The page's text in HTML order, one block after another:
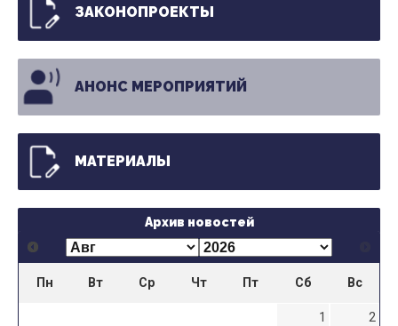
ЗАКОНОПРОЕКТЫ
АНОНС МЕРОПРИЯТИЙ
МАТЕРИАЛЫ
Архив новостей
Пн Вт Ср Чт Пт Сб Вс
1
2